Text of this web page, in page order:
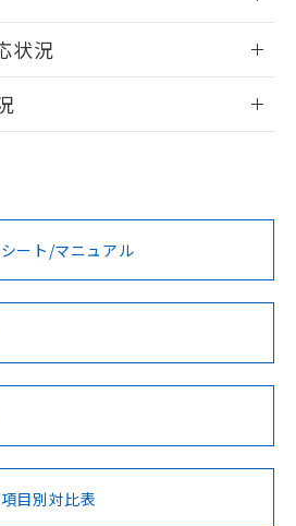
す。
イン/会員登録
用いただく前に、以下を必ずお読
状況
凡例
凡例
Cd Cr(VI)
ート/マニュアル
目別対比表
せん。
のフタル酸エステル類４
、対応完了までの期間は出
が混在することから備考
しておりました。